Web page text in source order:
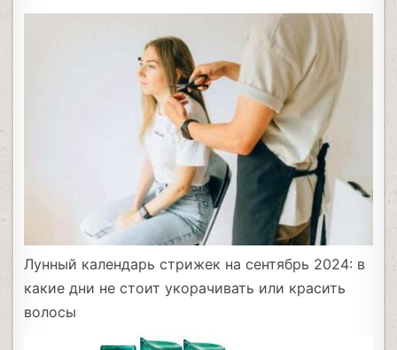
Лунный календарь стрижек на сентябрь 2024: в
какие дни не стоит укорачивать или красить
волосы